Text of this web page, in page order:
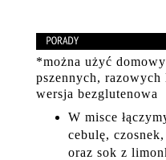
*można użyć
pszennych,
wersja bezglutenowa
W misce
cebulę,
oraz sok z